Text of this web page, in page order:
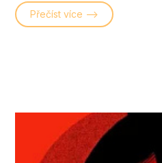
Přečíst více –>